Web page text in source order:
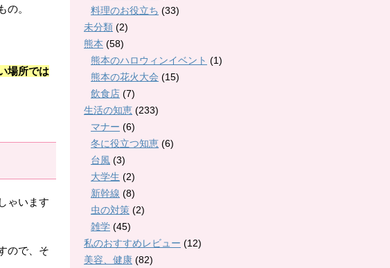
。
場所では
ゃいます
ので、そ
料理のお役立ち (33)
未分類 (2)
熊本 (58)
熊本のハロウィンイベント (1)
熊本の花火大会 (15)
飲食店 (7)
生活の知恵 (233)
マナー (6)
冬に役立つ知恵 (6)
台風 (3)
大学生 (2)
新幹線 (8)
虫の対策 (2)
雑学 (45)
私のおすすめレビュー (12)
美容、健康 (82)